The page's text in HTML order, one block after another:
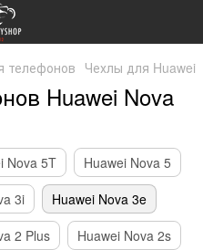
телефонов Чехлы для Huawei
Huawei Nova
Nova 5T
Huawei Nova 5
3i
Huawei Nova 3e
2 Plus
Huawei Nova 2s